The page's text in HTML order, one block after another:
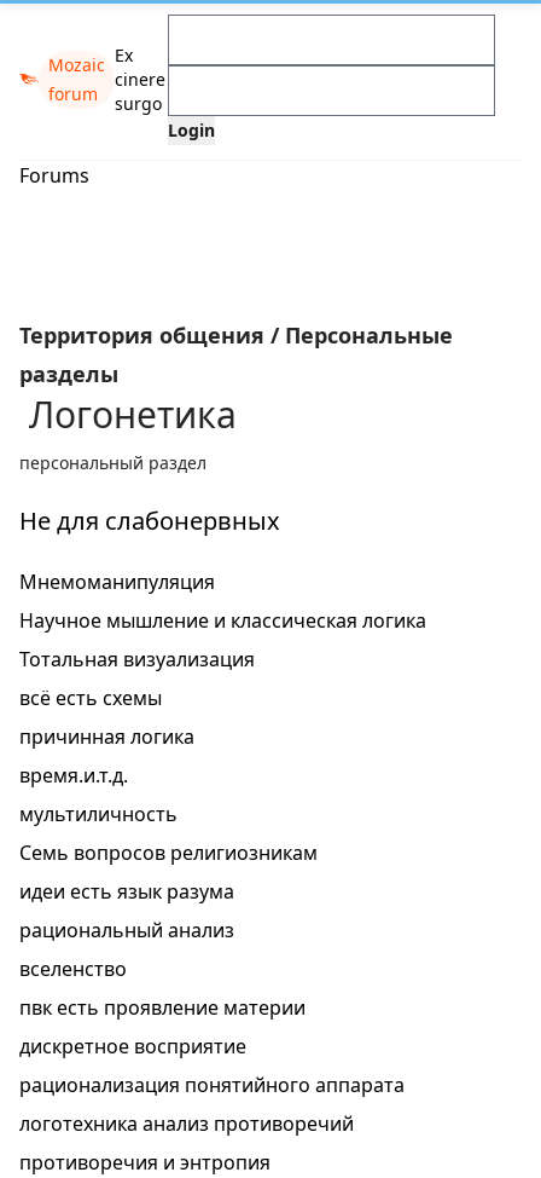
Mozaic
forum
Ex
cinere
surgo
Forums
Территория общения / Персональные
разделы
Логонетика
персональный раздел
Не для слабонервных
Мнемоманипуляция
Научное мышление и классическая логика
Тотальная визуализация
всё есть схемы
причинная логика
время.и.т.д.
мультиличность
Семь вопросов религиозникам
идеи есть язык разума
рациональный анализ
вселенство
пвк есть проявление материи
дискретное восприятие
рационализация понятийного аппарата
логотехника анализ противоречий
противоречия и энтропия